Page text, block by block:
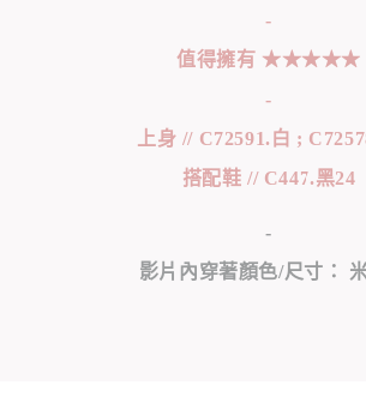
-
值得擁有 ★★★★★
-
上身 // C72591.白 ;
搭配鞋 // C447.黑24
-
影片內穿著顏色/尺寸：